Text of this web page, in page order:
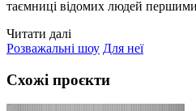
таємниці відомих людей
Читати далі
Розважальні шоу Для неї
Схожі проєкти